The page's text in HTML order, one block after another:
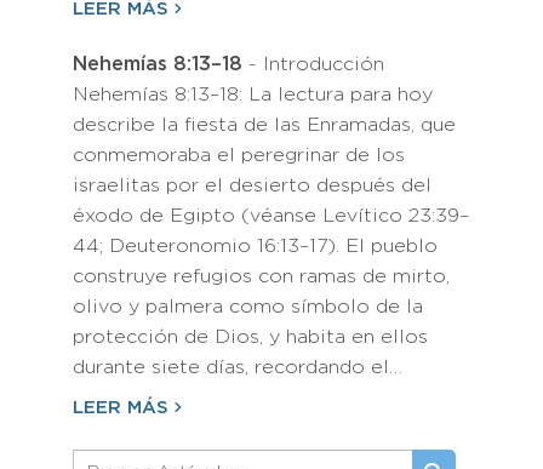
LEER MÁS
Nehemías 8:13–18 - Introducción
Nehemías 8:13–18: La lectura para hoy
describe la fiesta de las Enramadas, que
conmemoraba el peregrinar de los
israelitas por el desierto después del
éxodo de Egipto (véanse Levítico 23:39–
44; Deuteronomio 16:13–17). El pueblo
construye refugios con ramas de mirto,
olivo y palmera como símbolo de la
protección de Dios, y habita en ellos
durante siete días, recordando el…
LEER MÁS